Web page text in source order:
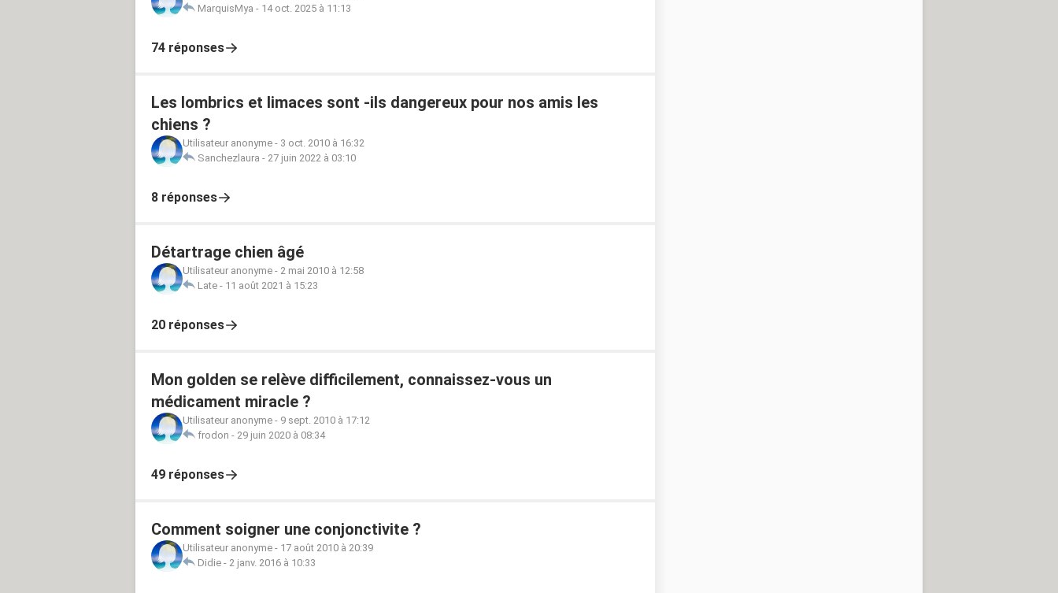
MarquisMya - 14 oct. 2025 à 11:13
74 réponses
Les lombrics et limaces sont -ils dangereux pour nos amis les
chiens ?
Utilisateur anonyme - 3 oct. 2010 à 16:32
Sanchezlaura - 27 juin 2022 à 03:10
8 réponses
Détartrage chien âgé
Utilisateur anonyme - 2 mai 2010 à 12:58
Late - 11 août 2021 à 15:23
20 réponses
Mon golden se relève difficilement, connaissez-vous un
médicament miracle ?
Utilisateur anonyme - 9 sept. 2010 à 17:12
frodon - 29 juin 2020 à 08:34
49 réponses
Comment soigner une conjonctivite ?
Utilisateur anonyme - 17 août 2010 à 20:39
Didie - 2 janv. 2016 à 10:33